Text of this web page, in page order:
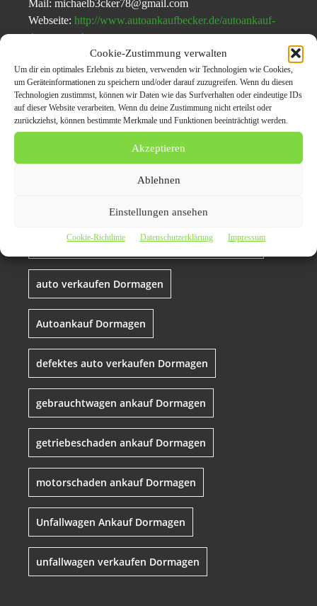
Cookie-Zustimmung verwalten
Um dir ein optimales Erlebnis zu bieten, verwenden wir Technologien wie Cookies,
um Geräteinformationen zu speichern und/oder darauf zuzugreifen. Wenn du diesen
Technologien zustimmst, können wir Daten wie das Surfverhalten oder eindeutige IDs
auf dieser Website verarbeiten. Wenn du deine Zustimmung nicht erteilst oder
zurückziehst, können bestimmte Merkmale und Funktionen beeinträchtigt werden.
Akzeptieren
Ablehnen
Einstellungen ansehen
Cookie-Richtlinie Datenschutzerklärung Impressum
Mail: michaelb3cker78@gmail.com
Webseite: http://www.autoankaufbecker.de/autoankauf-
dormagen.php
Themen zum Beitrag
Autoankauf in Dormagen
ist Ihr kompetenter
Autoankäufer für
auto mit motorschaden verkaufen Dormagen
auto verkaufen Dormagen
Autoankauf Dormagen
defektes auto verkaufen Dormagen
gebrauchtwagen ankauf Dormagen
getriebeschaden ankauf Dormagen
motorschaden ankauf Dormagen
Unfallwagen Ankauf Dormagen
unfallwagen verkaufen Dormagen